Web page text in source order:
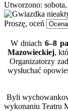
Utworzono:
Proszę, oceń
W dniach 6–8
Mazowieckiej,
Organizatorzy
wysłuchać
Byli
wykonaniu Teatru